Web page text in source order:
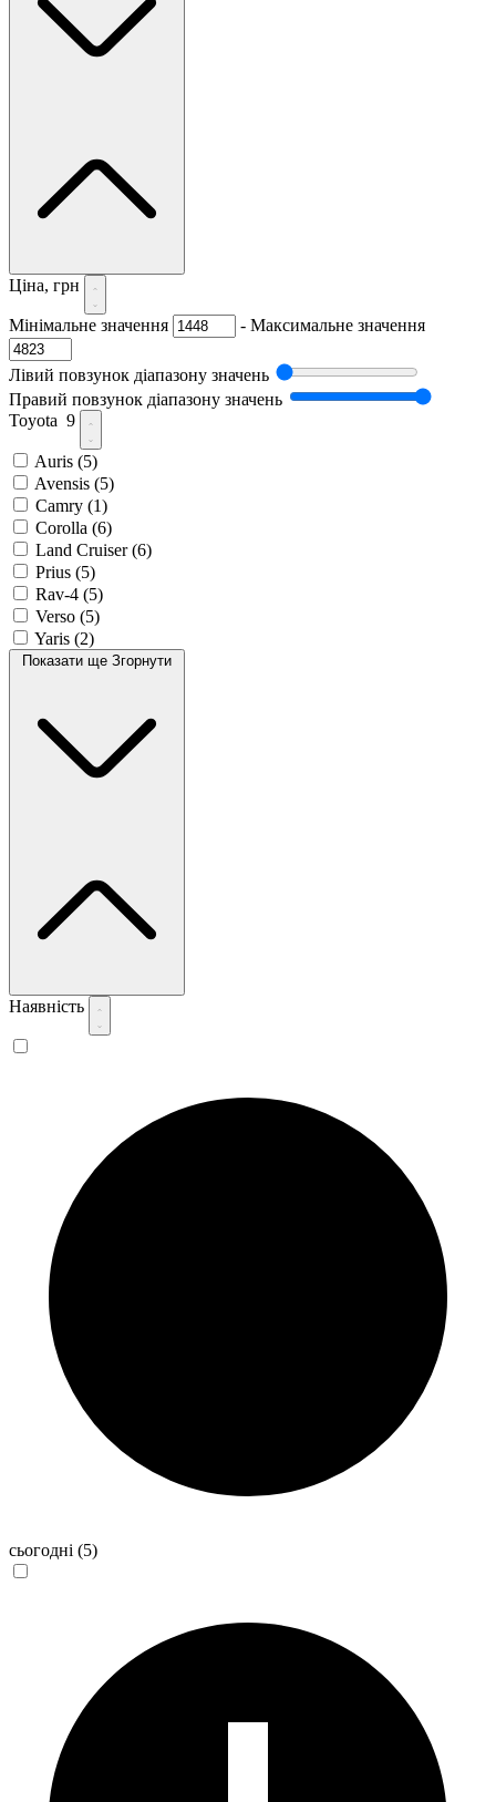
Ціна, грн
Мінімальне значення - Максимальне значення
Лівий повзунок діапазону значень
Правий повзунок діапазону значень
Toyota 9
Auris (5)
Avensis (5)
Camry (1)
Corolla (6)
Land Cruiser(6)
Prius (5)
Rav-4 (5)
Verso (5)
Yaris (2)
Показати ще Згорнути
Наявність
сьогодні (5)